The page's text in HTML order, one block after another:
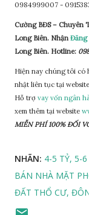
0984999007 -
Cường BĐS – Chuyên
Long Biên. Nhận Đăng
Long Biên. Hotline:
Hiện nay chúng tôi có
nhật liên tục tại
Hỗ trợ vay vốn ngân
xem thêm tại website
MIỄN PHÍ 100% ĐỐI
NHÃN: 4-5 TỶ 5-6
BÁN NHÀ MẶT
ĐẤT THỔ CƯ